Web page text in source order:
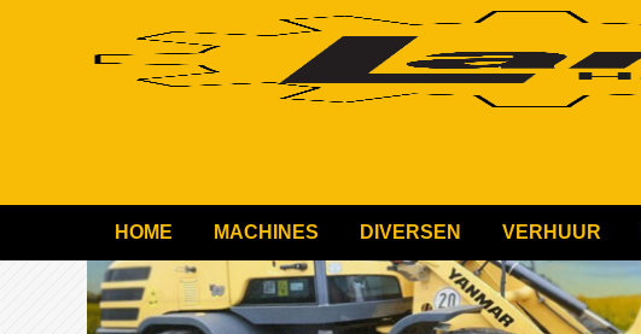
HOME MACHINES DIVERSEN VERHUUR